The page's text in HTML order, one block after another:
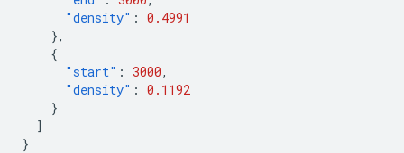
"density" : 0.4991
},
{
"start" : 3000,
"density" : 0.1192
}
]
}